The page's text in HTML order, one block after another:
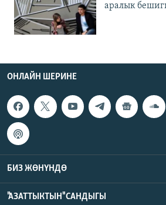
аралык
ОНЛАЙН ШЕРИНЕ
БИЗ ЖӨНҮНДӨ
"АЗАТТЫКТЫН" САНДЫГЫ